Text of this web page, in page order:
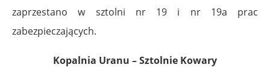
zaprzestano w sztolni nr 19 i nr 19a prac
zabezpieczających.
Kopalnia Uranu – Sztolnie Kowary